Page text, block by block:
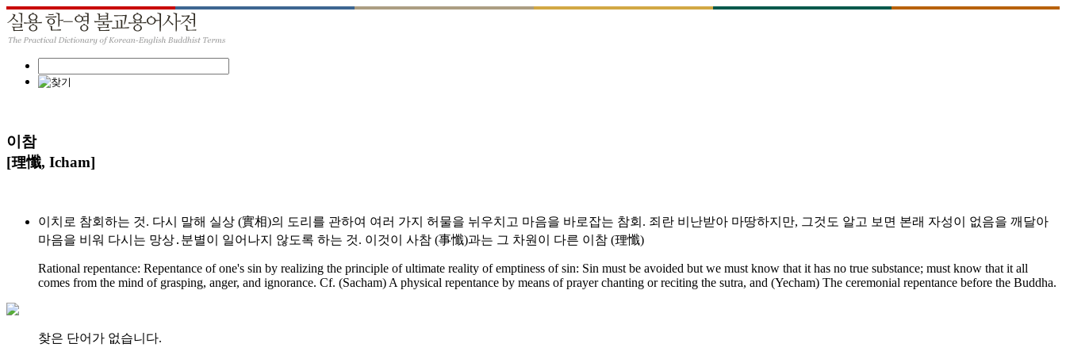
이참
[理懺, Icham]
이치로 참회하는 것. 다시 말해 실상 (實相)의 도리를 관하여 여러 가지 허물을 뉘우치고 마음을 바로잡는 참회. 죄란 비난받아 마땅하지만, 그것도 알고 보면 본래 자성이 없음을 깨달아
마음을 비워 다시는 망상․분별이 일어나지 않도록 하는 것. 이것이 사참 (事懺)과는 그 차원이 다른 이참 (理懺)
Rational repentance: Repentance of one's sin by realizing the principle of ultimate reality of emptiness of sin: Sin must be avoided but we must know that it has no true substance; must know that it all
comes from the mind of grasping, anger, and ignorance. Cf. (Sacham) A physical repentance by means of prayer chanting or reciting the sutra, and (Yecham) The ceremonial repentance before the Buddha.
찾은 단어가 없습니다.